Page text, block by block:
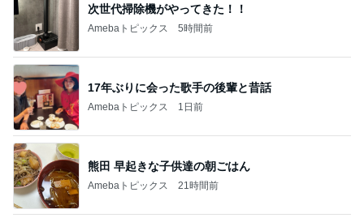
次世代掃除機がやってきた！！
Amebaトピックス 5時間前
17年ぶりに会った歌手の後輩と昔話
Amebaトピックス 1日前
熊田 早起きな子供達の朝ごはん
Amebaトピックス 21時間前